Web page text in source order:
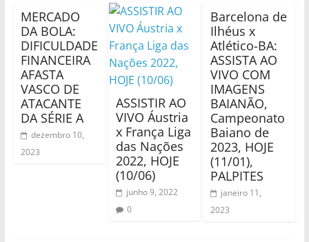
MERCADO
DA BOLA:
DIFICULDADE
FINANCEIRA
AFASTA
VASCO DE
ATACANTE
DA SÉRIE A
dezembro 10,
2023
ASSISTIR AO
VIVO Áustria
x França Liga
das Nações
2022, HOJE
(10/06)
junho 9, 2022
0
Barcelona de
Ilhéus x
Atlético-BA:
ASSISTA AO
VIVO COM
IMAGENS
BAIANÃO,
Campeonato
Baiano de
2023, HOJE
(11/01),
PALPITES
janeiro 11,
2023